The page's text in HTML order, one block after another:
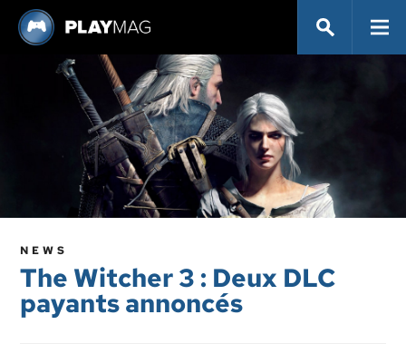
NEWS
The Witcher 3 : Deux DLC
payants annoncés